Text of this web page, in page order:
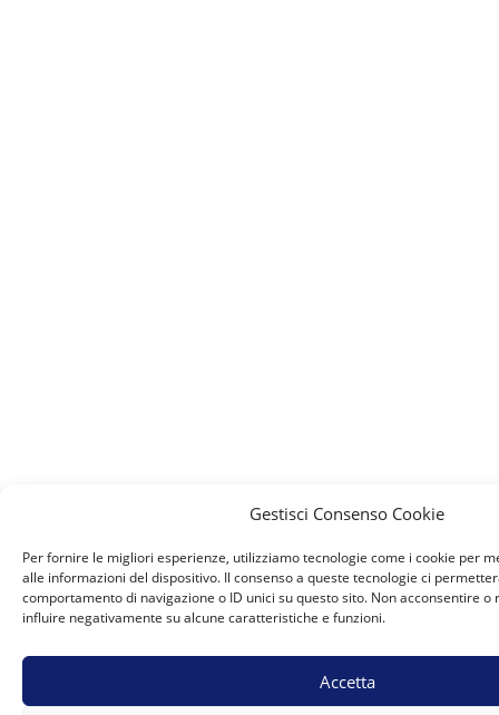
Gestisci Consenso Cookie
Per fornire le migliori esperienze, utilizziamo tecnologie come i cookie per
alle informazioni del dispositivo. Il consenso a queste tecnologie ci
comportamento di navigazione o ID unici su questo sito. Non acconsentire
influire negativamente su alcune caratteristiche e funzioni.
Accetta